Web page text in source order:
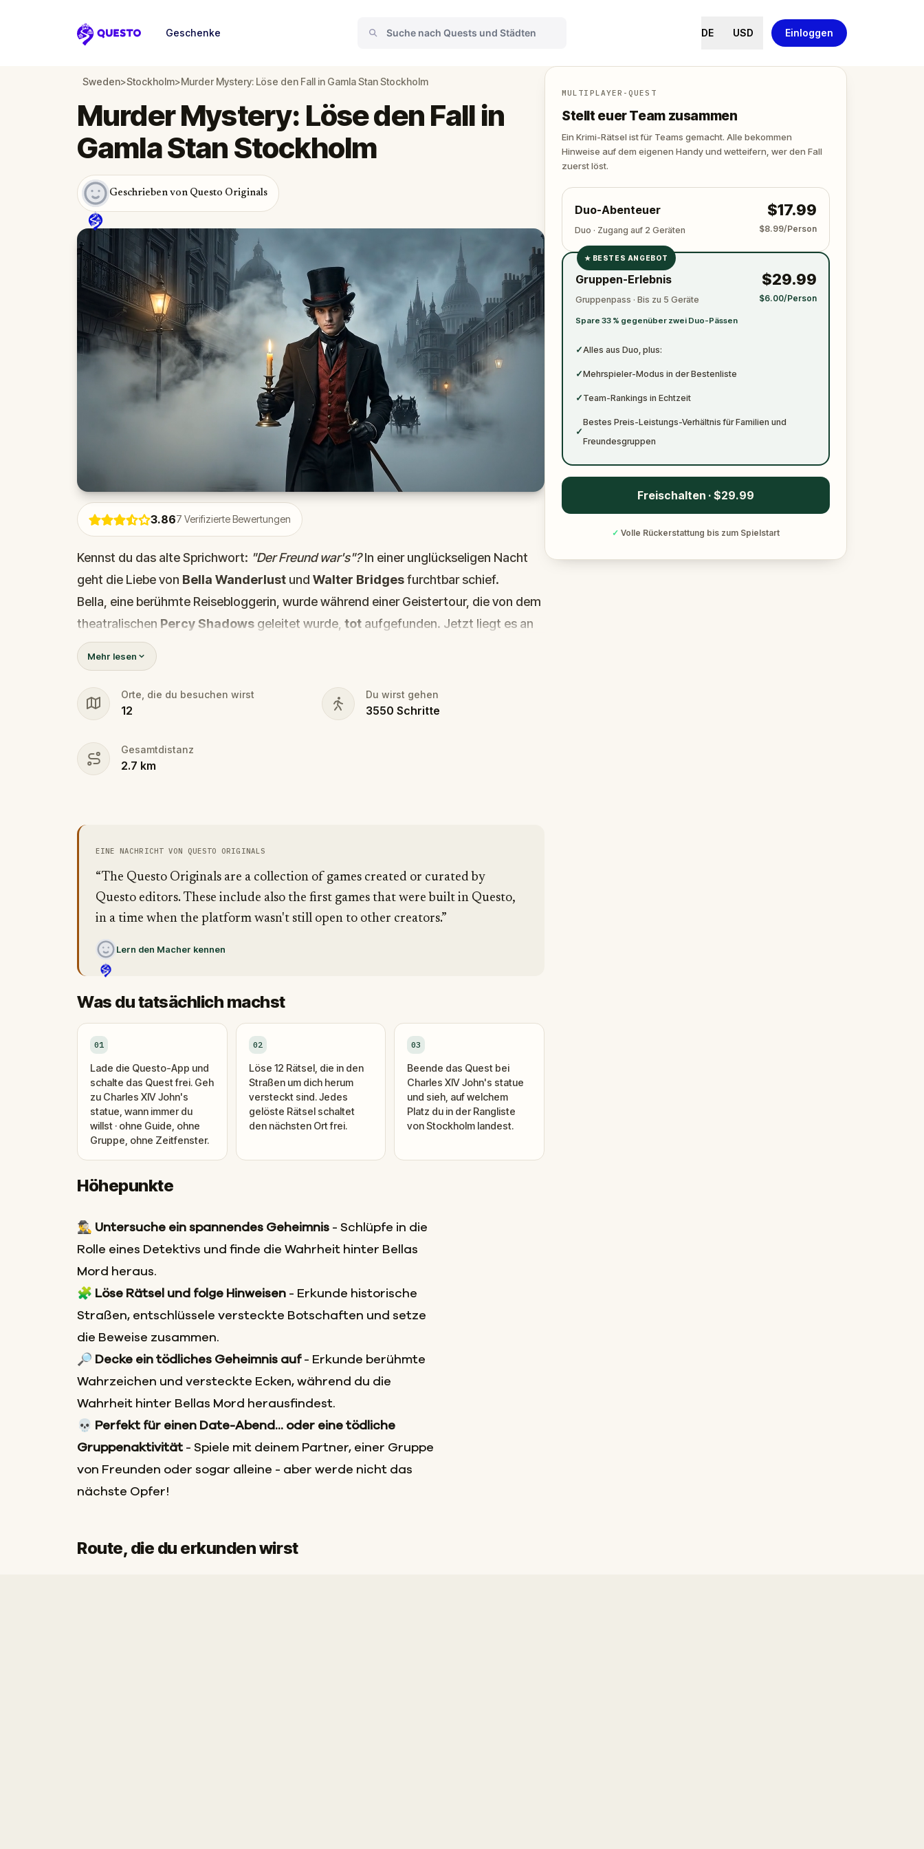
Questo
Geschenke DE USD Einloggen
Sweden>Stockholm>Murder Mystery: Löse den Fall in Gamla Stan Stockholm
3.867 Verifizierte Bewertungen
Murder Mystery: Löse den Fall in
Gamla Stan Stockholm
Geschrieben von Questo Originals
Kennst du das alte Sprichwort: "Der Freund war's"?In einer unglückseligen Nacht
geht die Liebe von Bella Wanderlust und Walter Bridgesfurchtbar schief.
Bella, eine berühmte Reisebloggerin, wurde während einer Geistertour, die von dem
theatralischen Percy Shadows geleitet wurde, tot aufgefunden. Jetzt liegt es an
dir, die Wahrheit herauszufinden.
War es Walter, der besessene Freund? Percy, der Geisterführer mit dem Gespür für
Dramatik? Oder versteckt sich jemand anderes in den Schatten?
🔎 S ammle Hinweise, verhöre Verdächtige und entlarve den wahren
um alle wichtigen Beweise zu notieren.
Mehr lesen
Orte, die du besuchen wirst
12
Du wirst gehen
3550 Schritte
Gesamtdistanz
2.7 km
EINE NACHRICHT VON QUESTO ORIGINALS
“The Questo Originals are a collection of games created or curated by
Questo editors. These include also the first games that were built in Questo,
in a time when the platform wasn't still open to other creators.”
Lern den Macher kennen
Was du tatsächlich machst
01
Lade die Questo-App und
schalte das Quest frei. Geh
zu Charles XIV John's
statue, wann immer du
willst · ohne Guide, ohne
Gruppe, ohne Zeitfenster.
02
Löse 12 Rätsel, die in den
Straßen um dich herum
versteckt sind. Jedes
gelöste Rätsel schaltet
den nächsten Ort frei.
03
Beende das Quest bei
Charles XIV John's statue
und sieh, auf welchem
Platz du in der Rangliste
von Stockholm landest.
Höhepunkte
🕵️‍♂️ Untersuche ein spannendes Geheimnis - Schlüpfe in die
Rolle eines Detektivs und finde die Wahrheit hinter Bellas
Mord heraus.
🧩 Löse Rätsel und folge Hinweisen - Erkunde historische
Straßen, entschlüssele versteckte Botschaften und setze
die Beweise zusammen.
🔎 Decke ein tödliches Geheimnis auf- Erkunde berühmte
Wahrzeichen und versteckte Ecken, während du die
Wahrheit hinter Bellas Mord herausfindest.
💀
Perfekt für einen Date-Abend... oder eine tödliche
Gruppenaktivität- Spiele mit deinem Partner, einer Gruppe
von Freunden oder sogar alleine - aber werde nicht das
nächste Opfer!
MULTIPLAYER-QUEST
Stellt euer Team zusammen
Ein Krimi-Rätsel ist für Teams gemacht. Alle bekommen
Hinweise auf dem eigenen Handy und wetteifern, wer den Fall
zuerst löst.
Duo-Abenteuer
Duo · Zugang auf 2 Geräten
$17.99
$8.99/Person
✓
✓
★ BESTES ANGEBOT
Gruppen-Erlebnis
Gruppenpass · Bis zu 5 Geräte
Spare 33 % gegenüber zwei Duo-Pässen
$29.99
$6.00/Person
✓Alles aus Duo, plus:
✓Mehrspieler-Modus in der Bestenliste
✓ Team-Rankings in Echtzeit
✓
Bestes Preis-Leistungs-Verhältnis für Familien und
Freundesgruppen
Freischalten · $29.99
✓ Volle Rückerstattung bis zum Spielstart
Route, die du erkunden wirst